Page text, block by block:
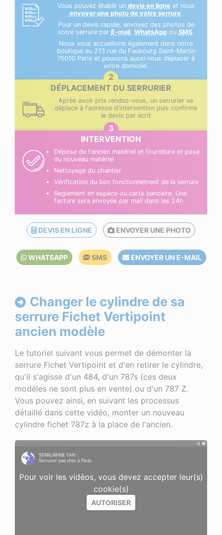
Vous pouvez établir un devis en ligne et nous
envoyer une photo de votre serrure.
Pour un devis rapide, envoyez des photos de
votre serrure par E-mail, WhatsAppou SMS.
Nous vous accueillons également dans notre
boutique au 213 rue du Faubourg Saint-Martin
75010 Paris et pouvons aussi nous déplacer à
votre domicile.
DÉPLACEMENT DU SERRURIER
Après avoir pris rendez-vous, un serrurier se
déplace à l'adresse d'intervention puis confirme
le devis par écrit
INTERVENTION
Dépose de l'ancien matériel et fourniture et pose
du nouveau matériel
Nettoyage du chantier
Vérification du bon fonctionnement de la serrure
Reglement en espèce ou carte bancaire. Une
facture sera envoyée par mail dans les 24h
DEVIS EN LIGNE ENVOYER UNE PHOTO
WHATSAPP SMS ENVOYER UN E-MAIL
Changer le cylindre de sa
serrure Fichet Vertipoint
ancien modèle
Le tutoriel suivant vous permet de démonter la
serrure Fichet Vertipoint et d'en retirer le cylindre,
qu'il s'agisse d'un 484, d'un 787s (ces deux
modèles ne sont plus en vente) ou d'un 787 Z.
Vous pouvez ainsi, en suivant les processus
détaillé dans cette vidéo, monter un nouveau
cylindre fichet 787z à la place de l'ancien.
Pour voir les vidéos, vous devez accepter leur(s)
cookie(s)
AUTORISER